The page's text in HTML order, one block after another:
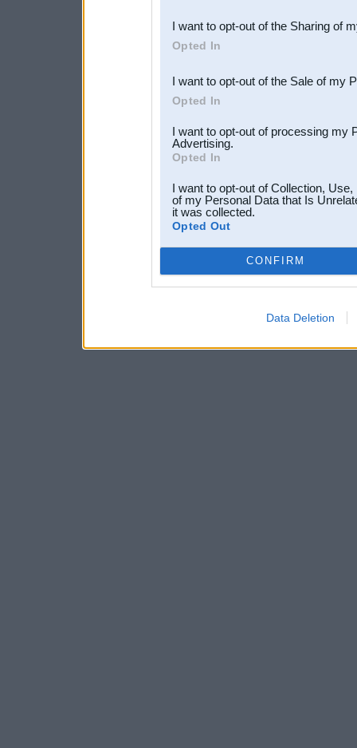
Downstream Participants
third parties.
I want to opt-out of the Sharing of
Opted In
I want to opt-out of the Sale of my
Opted In
I want to opt-out of processing my
Advertising.
Opted In
I want to opt-out of Collection,
of my Personal Data that Is
it was collected.
Opted Out
CONFIRM
Data Deletion